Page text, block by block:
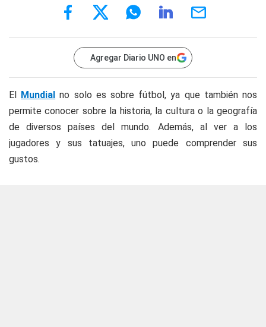
Agregar Diario UNO en
El Mundial no solo es sobre fútbol, ya que también nos
permite conocer sobre la historia, la cultura o la geografía
de diversos países del mundo. Además, al ver a los
jugadores y sus tatuajes, uno puede comprender sus
gustos.